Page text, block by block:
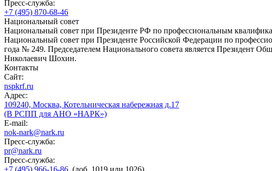
Пресс-служба:
+7 (495) 870-68-46
Национальный совет
Национальный совет при Президенте РФ по профессиональным
Национальный совет при Президенте Российской Федерации по
года № 249. Председателем Национального совета является Президент
Николаевич Шохин.
Контакты
Сайт:
nspkrf.ru
Адрес:
109240, Москва, Котельническая набережная д.17
(В РСПП для АНО «НАРК»)
E-mail:
nok-nark@nark.ru
Пресс-служба:
pr@nark.ru
Пресс-служба:
+7 (495) 966-16-86 (доб. 1019 или 1026)